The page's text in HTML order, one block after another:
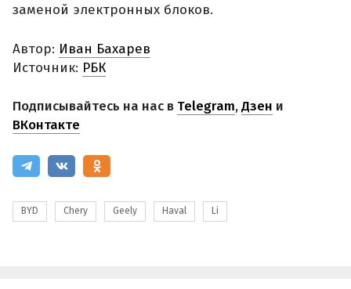
заменой электронных блоков.
Автор: Иван Бахарев
Источник: РБК
Подписывайтесь на нас в Telegram,Дзен и
ВКонтакте
BYD Chery Geely Haval Li